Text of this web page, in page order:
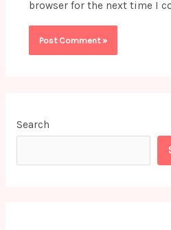
browser for the next time I
Search